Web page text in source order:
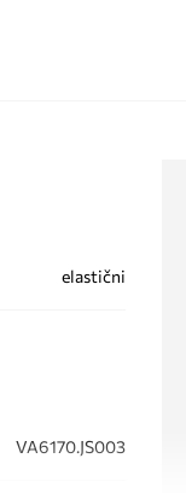
elastični
VA6170.JS003